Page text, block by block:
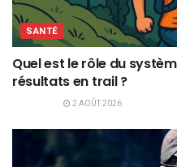
SANTÉ
Quel est le rôle du
résultats en trail ?
2 AOÛT 2026